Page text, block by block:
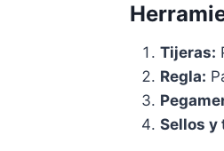
Tijeras:
Regla:
Sellos y